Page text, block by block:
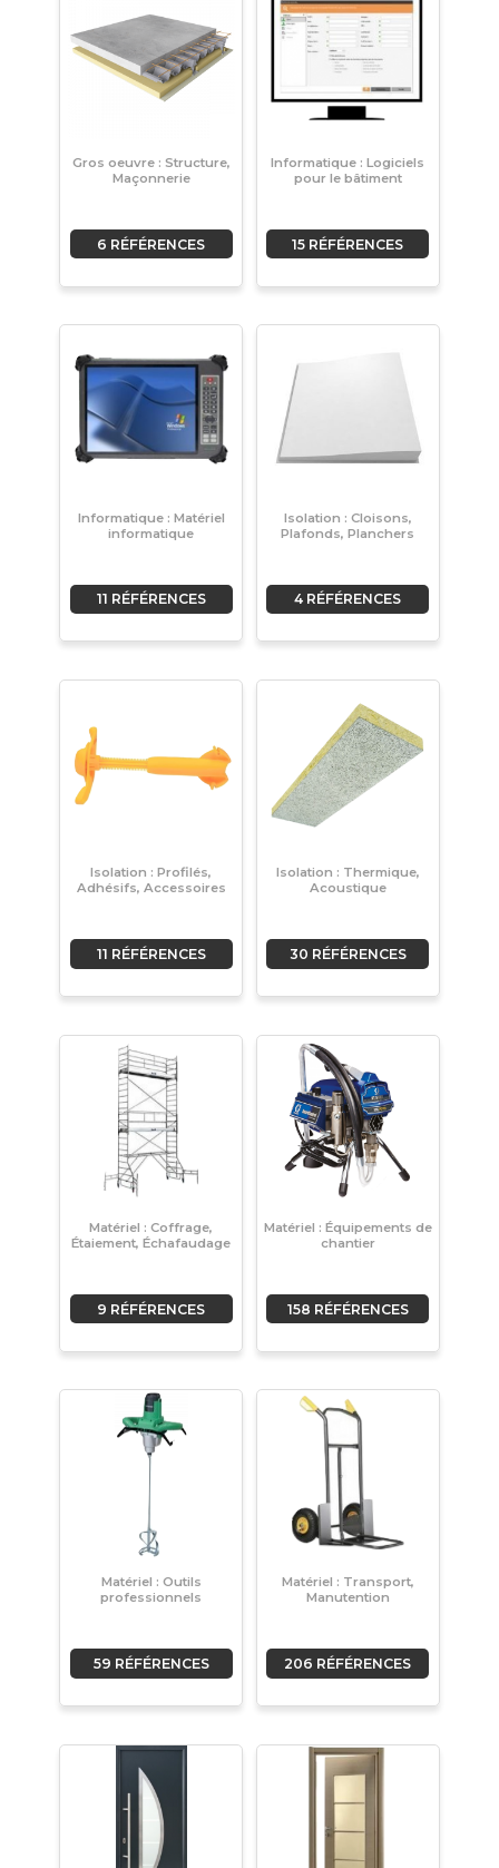
Gros oeuvre : Structure,
Maçonnerie
6 RÉFÉRENCES
Informatique : Logiciels
pour le bâtiment
15 RÉFÉRENCES
Informatique : Matériel
informatique
11 RÉFÉRENCES
Isolation : Cloisons,
Plafonds, Planchers
4 RÉFÉRENCES
Isolation : Profilés,
Adhésifs, Accessoires
11 RÉFÉRENCES
Isolation : Thermique,
Acoustique
30 RÉFÉRENCES
Matériel : Coffrage,
Étaiement, Échafaudage
9 RÉFÉRENCES
Matériel : Équipements de
chantier
158 RÉFÉRENCES
Matériel : Outils
professionnels
59 RÉFÉRENCES
Matériel : Transport,
Manutention
206 RÉFÉRENCES